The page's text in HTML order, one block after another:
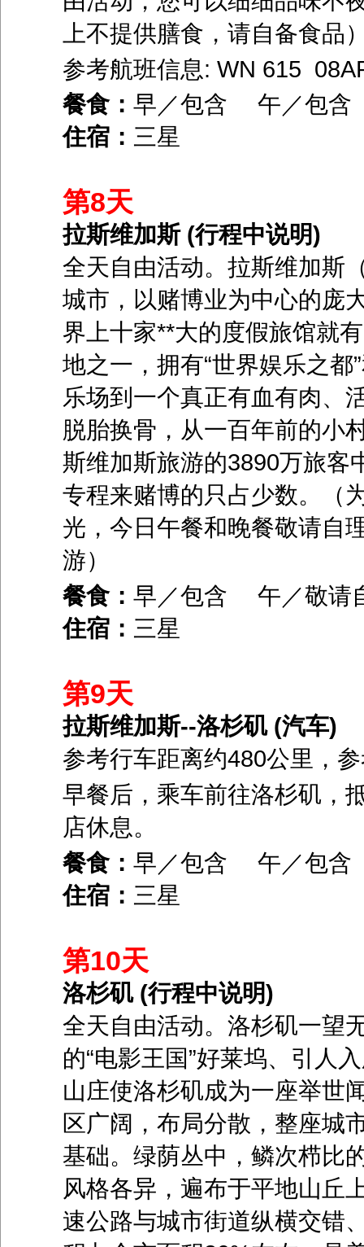
上不提供膳食，请自备食品
参考航班信息: WN 615
餐食： 早／包含 午／包
住宿： 三星
第8天
拉斯维加斯 (行程中说明)
全天自由活动。拉斯维加斯
城市，以赌博业为中心的庞
界上十家**大的度假旅馆就
地之一，拥有“世界娱乐之都
乐场到一个真正有血有肉、
脱胎换骨，从一百年前的小
斯维加斯旅游的3890万旅客
专程来赌博的只占少数。（
光，今日午餐和晚餐敬请自
游）
餐食： 早／包含 午／敬
住宿： 三星
第9天
拉斯维加斯--洛杉矶 (汽车)
参考行车距离约480公里，
早餐后，乘车前往洛杉矶，
店休息。
餐食： 早／包含 午／包
住宿： 三星
第10天
洛杉矶 (行程中说明)
全天自由活动。洛杉矶一望
的“电影王国”好莱坞、引人
山庄使洛杉矶成为一座举世
区广阔，布局分散，整座城
基础。绿荫丛中，鳞次栉比
风格各异，遍布于平地山丘
速公路与城市街道纵横交错